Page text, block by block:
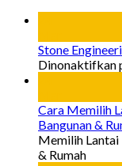
Stone
Dinonaktifkan
Cara Memilih
Bangunan &
Memilih Lantai
& Rumah